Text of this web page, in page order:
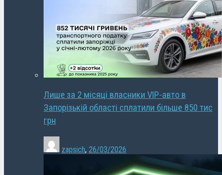
Лише за 2 місяці власники VIP-авто в
Запорізькій області сплатили більше 850 тис
грн
zapsich, 26/03/2026